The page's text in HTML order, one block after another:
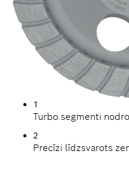
1
Turbo segmenti
2
Precīzi līdzsvarots